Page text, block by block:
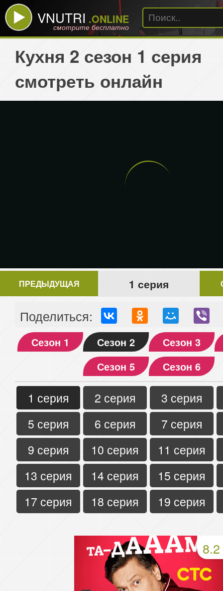
VNUTRI .ONLINE
смотрите бесплатно
Кухня 2 сезон 1 серия
смотреть онлайн
ПРЕДЫДУЩАЯ 1 серия
Поделиться:
Сезон 1 Сезон 2
Сезон 3
Сезон 5
Сезон 6
1 серия 2 серия
3 серия
5 серия
6 серия
7 серия
9 серия
10 серия
11 серия
13 серия
14 серия
15 серия
17 серия
18 серия 19 серия
8.2